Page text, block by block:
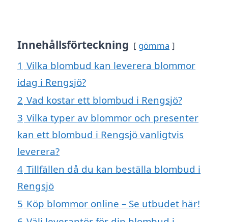
Innehållsförteckning gömma
1 Vilka blombud kan leverera blommor
idag i Rengsjö?
2 Vad kostar ett blombud i Rengsjö?
3 Vilka typer av blommor och presenter
kan ett blombud i Rengsjö vanligtvis
leverera?
4 Tillfällen då du kan beställa blombud i
Rengsjö
5 Köp blommor online – Se utbudet här!